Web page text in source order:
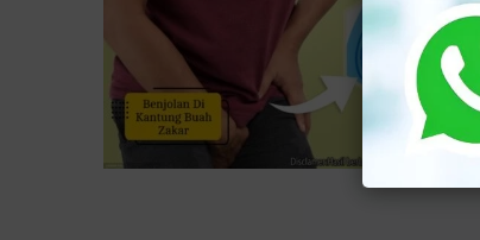
Sunat Dewasa untuk
Pria, Apa Saja